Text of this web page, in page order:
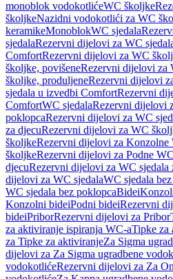
monoblok vodokotlićeWC školjke
školjkeNazidni vodokotlići za WC
keramikeMonoblokWC sjedala
sjedalaRezervni dijelovi za WC
ComfortRezervni dijelovi za WC
školjke, povišeneRezervni dijelovi za
školjke, produljeneRezervni dijelovi
sjedala u izvedbi ComfortRezervni
ComfortWC sjedalaRezervni dijelovi
poklopcaRezervni dijelovi za WC
za djecuRezervni dijelovi za WC
školjkeRezervni dijelovi za Konzolne
školjkeRezervni dijelovi za Podne
djecuRezervni dijelovi za WC sjedala
dijelovi za WC sjedalaWC sjedala
WC sjedala bez poklopcaBidei
Konzolni bideiPodni bideiRezervni
bideiPriborRezervni dijelovi za Pribor
za aktiviranje ispiranja WC-aTipke za
za Tipke za aktiviranjeZa Sigma
dijelovi za Za Sigma ugradbene
vodokotlićeRezervni dijelovi za Za